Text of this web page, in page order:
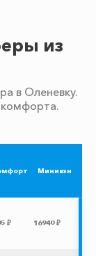
из
в Оленевку.
комфорта.
Минивэн
₽ 16940 ₽